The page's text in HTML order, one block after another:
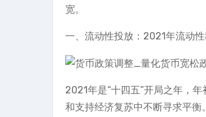
宽。
一、流动性投放：2021年流动
2021年是“十四五”开局之年，
和支持经济复苏中不断寻求平